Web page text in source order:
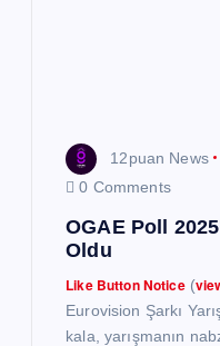
12puan News
0 Comments
OGAE Poll
Oldu
Like Button Notice(
Eurovision Şarkı
kala, yarışmanın